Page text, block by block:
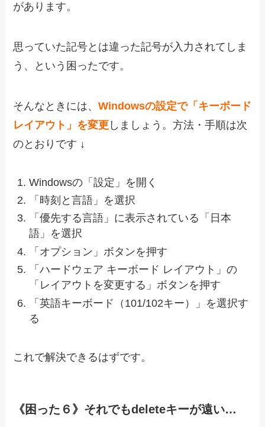
があります。
思っていた記号とは違った記号が入力されてしま
う、という困ったです。
そんなときには、Windowsの設定で「キーボード
レイアウト」を変更 しましょう。方法・手順は次
のとおりです ↓
Windowsの「設定」を開く
「時刻と言語」を選択
「優先する言語」に表示されている「日本
語」を選択
「オプション」ボタンを押す
「ハードウェア キーボード レイアウト」の
「レイアウトを変更する」ボタンを押す
「英語キーボード（101/102キー）」を選択す
る
これで解決できるはずです。
《困った６》それでもdeleteキーが遠い…